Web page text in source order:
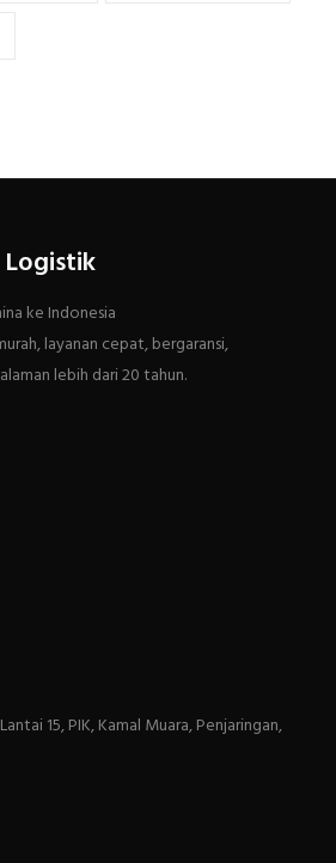
Logistik
ke Indonesia
layanan cepat, bergaransi,
lebih dari 20 tahun.
15, PIK, Kamal Muara, Penjaringan,